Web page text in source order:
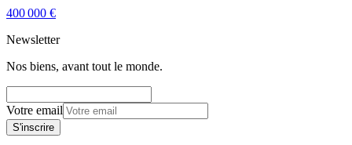
400 000 €
Newsletter
Nos biens, avant tout le monde.
Votre email
S'inscrire